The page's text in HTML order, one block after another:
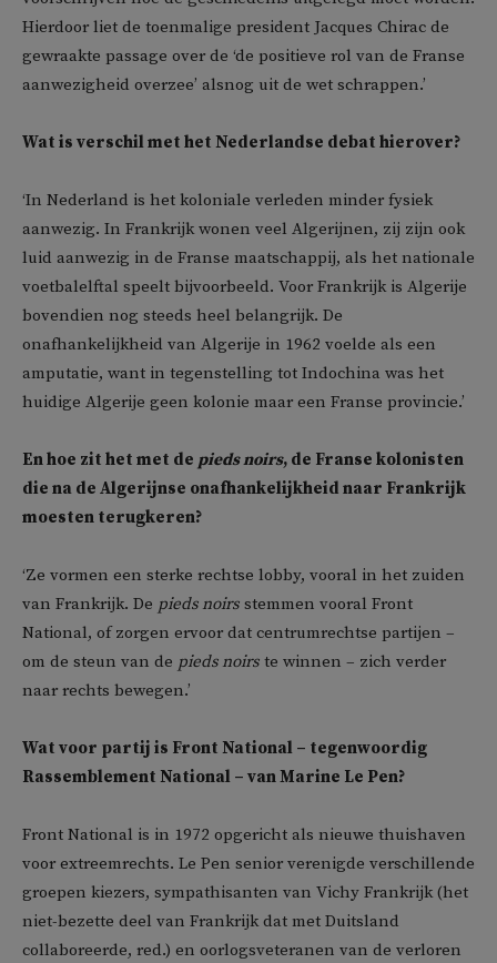
Hierdoor liet de toenmalige president Jacques Chirac de
gewraakte passage over de ‘de positieve rol van de Franse
aanwezigheid overzee’ alsnog uit de wet schrappen.’
Wat is verschil met het Nederlandse debat hierover?
‘In Nederland is het koloniale verleden minder fysiek
aanwezig. In Frankrijk wonen veel Algerijnen, zij zijn ook
luid aanwezig in de Franse maatschappij, als het nationale
voetbalelftal speelt bijvoorbeeld. Voor Frankrijk is Algerije
bovendien nog steeds heel belangrijk. De
onafhankelijkheid van Algerije in 1962 voelde als een
amputatie, want in tegenstelling tot Indochina was het
huidige Algerije geen kolonie maar een Franse provincie.’
En hoe zit het met de pieds noirs, de Franse kolonisten
die na de Algerijnse onafhankelijkheid naar Frankrijk
moesten terugkeren?
‘Ze vormen een sterke rechtse lobby, vooral in het zuiden
van Frankrijk. De pieds noirs stemmen vooral Front
National, of zorgen ervoor dat centrumrechtse partijen –
om de steun van de pieds noirs te winnen – zich verder
naar rechts bewegen.’
Wat voor partij is Front National – tegenwoordig
Rassemblement National – van Marine Le Pen?
Front National is in 1972 opgericht als nieuwe thuishaven
voor extreemrechts. Le Pen senior verenigde verschillende
groepen kiezers, sympathisanten van Vichy Frankrijk (het
niet-bezette deel van Frankrijk dat met Duitsland
collaboreerde, red.) en oorlogsveteranen van de verloren